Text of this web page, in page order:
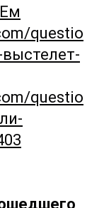
questio
questio